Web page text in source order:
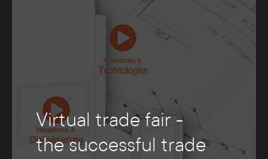
Virtual trade fair -
the successful trade